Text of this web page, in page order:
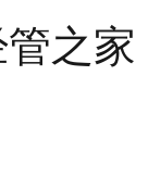
之家